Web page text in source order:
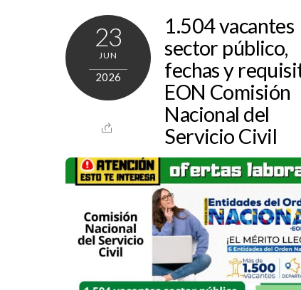
23
JUN
2026
1.504 vacantes
sector público,
fechas y
EON Comisión
Nacional del
Servicio Civil